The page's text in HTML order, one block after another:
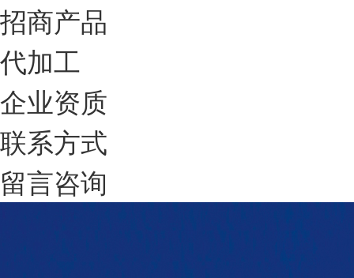
招商产品
代加工
企业资质
联系方式
留言咨询